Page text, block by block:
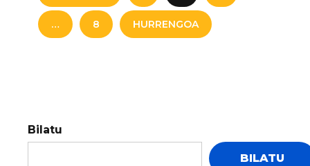
… 8 HURRENGOA
Bilatu
BILATU